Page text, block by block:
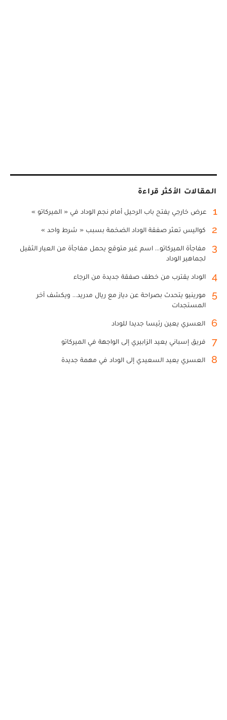
المقالات الأكثر قراءة
1 عرض خارجي يفتح باب الرحيل أمام نجم الوداد في « الميركاتو »
2 كواليس تعثر صفقة الوداد الضخمة بسبب « شرط واحد »
3
مفاجأة الميركاتو... اسم غير متوقع يحمل مفاجأة من العيار الثقيل
لجماهير الوداد
4 الوداد يقترب من خطف صفقة جديدة من الرجاء
5
مورينيو يتحدث بصراحة عن دياز مع ريال مدريد... ويكشف آخر
المستجدات
6 العسري يعين رئيسا جديدا للوداد
7 فريق إسباني يعيد الزابيري إلى الواجهة في الميركاتو
8 العسري يعيد السعيدي إلى الوداد في مهمة جديدة